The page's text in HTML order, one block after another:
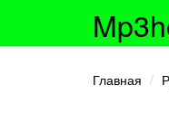
Главная